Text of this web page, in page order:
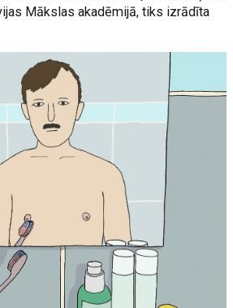
Mākslas akadēmijā, tiks izrādīta